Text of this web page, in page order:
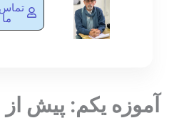
تماس
ما
آموزه یکم: پیش از